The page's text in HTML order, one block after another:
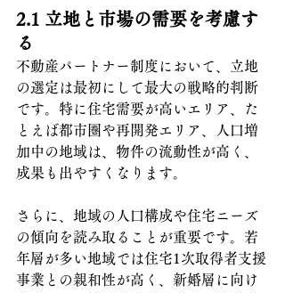
2.1 立地と市場の需要を考慮す
る
不動産パートナー制度において、立地
の選定は最初にして最大の戦略的判断
です。特に住宅需要が高いエリア、た
とえば都市圏や再開発エリア、人口増
加中の地域は、物件の流動性が高く、
成果も出やすくなります。
さらに、地域の人口構成や住宅ニーズ
の傾向を読み取ることが重要です。若
年層が多い地域では住宅1次取得者支援
事業との親和性が高く、新婚層に向け